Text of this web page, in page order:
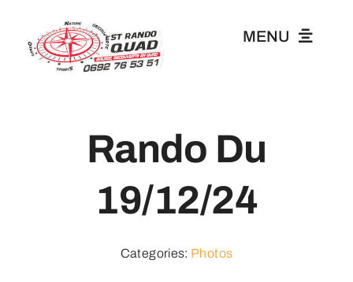
contenu
MENU
Rando Du
19/12/24
Categories: Photos